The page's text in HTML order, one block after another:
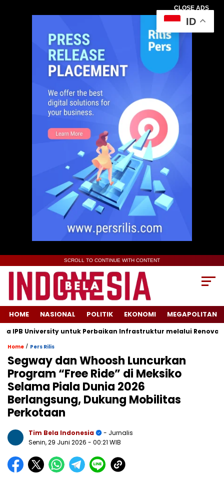
CLOSE ADS
SCROLL TO CONTINUE WITH CONTENT
HOME NASIONAL POLITIK EKONOMI MEGAPOLITAN
University untuk Perbaikan Infrastruktur melalui Renovasi
Home / Pers Rilis
Segway dan Whoosh Luncurkan
Program “Free Ride” di Meksiko
Selama Piala Dunia 2026
Berlangsung, Dukung Mobilitas
Perkotaan
Tim Bela Indonesia
- Jurnalis
Senin, 29 Juni 2026 - 00:21 WIB
ID